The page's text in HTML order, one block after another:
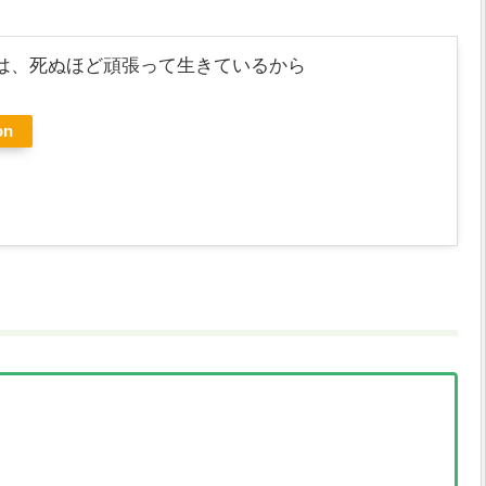
、死ぬほど頑張って生きているから